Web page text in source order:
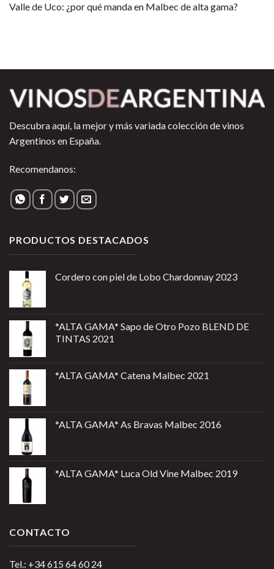
Valle de Uco: ¿por qué manda en Malbec de alta gama?
Descubra aquí, la mejor y más variada colección de vinos
Argentinos en España.
Recomendanos:
PRODUCTOS DESTACADOS
Cordero con piel de Lobo Chardonnay 2023
*ALTA GAMA* Sapo de Otro Pozo BLEND DE
TINTAS 2021
*ALTA GAMA* Catena Malbec 2021
*ALTA GAMA* As Bravas Malbec 2016
*ALTA GAMA* Luca Old Vine Malbec 2019
CONTACTO
Tel.: +34 615 64 60 24